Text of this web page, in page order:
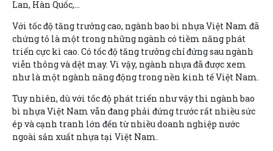
Lan, Hàn Quốc,…
Với tốc độ tăng trưởng cao, ngành bao bì nhựa Việt Nam đã
chứng tỏ là một trong những ngành có tiềm năng phát
triển cực kì cao. Có tốc độ tăng trưởng chỉ đứng sau ngành
viễn thông và dệt may. Vì vậy, ngành nhựa đã được xem
như là một ngành năng động trong nền kinh tế Việt Nam.
Tuy nhiên, dù với tốc độ phát triển như vậy thì ngành bao
bì nhựa Việt Nam vẫn đang phải đứng trước rất nhiều sức
ép và cạnh tranh lớn đến từ nhiều doanh nghiệp nước
ngoài sản xuất nhựa tại Việt Nam.